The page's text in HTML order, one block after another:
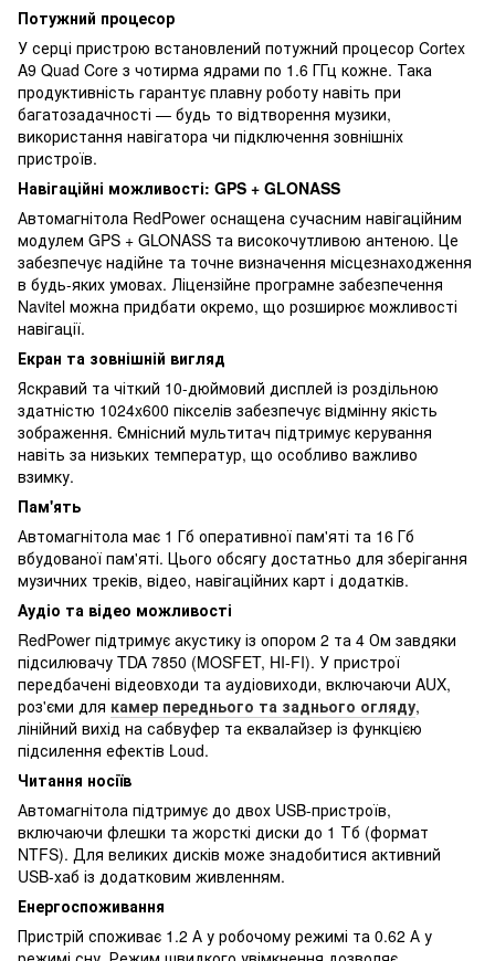
Потужний процесор
У серці пристрою встановлений потужний процесор Cortex
A9 Quad Core з чотирма ядрами по 1.6 ГГц кожне. Така
продуктивність гарантує плавну роботу навіть при
багатозадачності — будь то відтворення музики,
використання навігатора чи підключення зовнішніх
пристроїв.
Навігаційні можливості: GPS + GLONASS
Автомагнітола RedPower оснащена сучасним навігаційним
модулем GPS + GLONASS та високочутливою антеною. Це
забезпечує надійне та точне визначення місцезнаходження
в будь-яких умовах. Ліцензійне програмне забезпечення
Navitel можна придбати окремо, що розширює можливості
навігації.
Екран та зовнішній вигляд
Яскравий та чіткий 10-дюймовий дисплей із роздільною
здатністю 1024x600 пікселів забезпечує відмінну якість
зображення. Ємнісний мультитач підтримує керування
навіть за низьких температур, що особливо важливо
взимку.
Пам'ять
Автомагнітола має 1 Гб оперативної пам'яті та 16 Гб
вбудованої пам'яті. Цього обсягу достатньо для зберігання
музичних треків, відео, навігаційних карт і додатків.
Аудіо та відео можливості
RedPower підтримує акустику із опором 2 та 4 Ом завдяки
підсилювачу TDA 7850 (MOSFET, HI-FI). У пристрої
передбачені відеовходи та аудіовиходи, включаючи AUX,
роз'єми для камер переднього та заднього огляду,
лінійний вихід на сабвуфер та еквалайзер із функцією
підсилення ефектів Loud.
Читання носіїв
Автомагнітола підтримує до двох USB-пристроїв,
включаючи флешки та жорсткі диски до 1 Тб (формат
NTFS). Для великих дисків може знадобитися активний
USB-хаб із додатковим живленням.
Енергоспоживання
Пристрій споживає 1.2 А у робочому режимі та 0.62 А у